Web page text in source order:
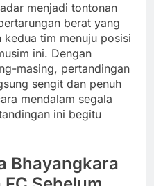
menjadi tontonan
berat yang
kedua tim menuju posisi
ini. Dengan
masing, pertandingan
sengit dan penuh
mendalam segala
ini begitu
Bhayangkara